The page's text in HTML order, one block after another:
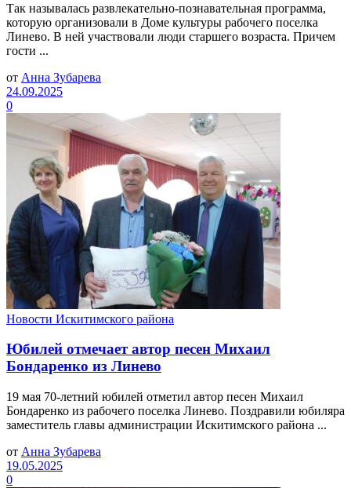
Так называлась развлекательно-познавательная программа,
которую организовали в Доме культуры рабочего поселка
Линево. В ней участвовали люди старшего возраста. Причем
гости ...
от Анна Зубарева
24.09.2025
0
Новости Искитимского района
Юбилей отмечает автор песен Михаил
Бондаренко из Линево
19 мая 70-летний юбилей отметил автор песен Михаил
Бондаренко из рабочего поселка Линево. Поздравили юбиляра
заместитель главы администрации Искитимского района ...
от Анна Зубарева
19.05.2025
0